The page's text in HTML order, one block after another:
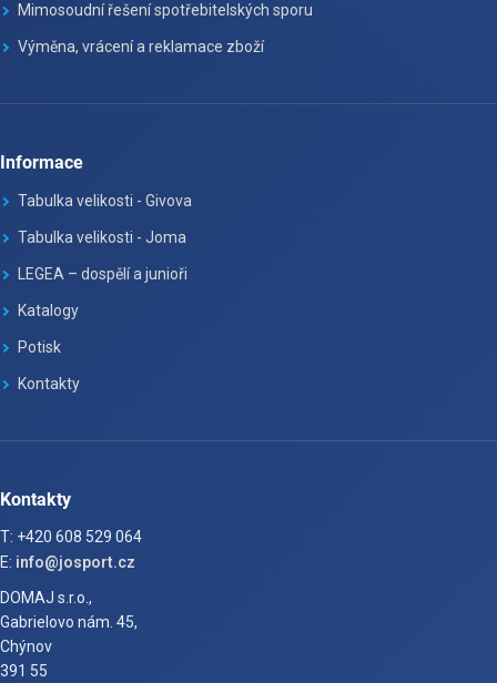
Mimosoudní řešení spotřebitelských sporu
Výměna, vrácení a reklamace zboží
Informace
Tabulka velikosti - Givova
Tabulka velikosti - Joma
LEGEA – dospělí a junioři
Katalogy
Potisk
Kontakty
Kontakty
T: +420 608 529 064
E: info@josport.cz
DOMAJ s.r.o.,
Gabrielovo nám. 45,
Chýnov
391 55